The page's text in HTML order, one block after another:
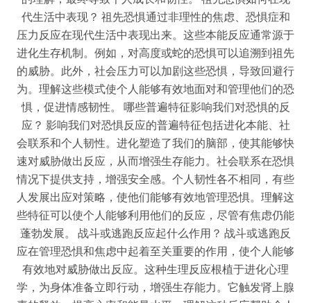
代生活中表现？ 祖先恐惧通过非理性的焦虑、恐惧症和
压力反应在现代生活中表现出来。这些本能反应通常源于
进化生存机制。例如，对高度或蛇的恐惧可以追溯到祖先
的威胁。此外，社会压力可以加剧这些恐惧，导致回避行
为。理解这些模式使个人能够有效地面对和管理他们的恐
惧，促进情感韧性。 哪些普遍特征影响我们对恐惧的反
应？ 影响我们对恐惧反应的普遍特征包括进化本能、社
会联系和个人韧性。进化塑造了我们的脑部，使其能够快
速对威胁做出反应，从而增强生存能力。社会联系在恐惧
情况下提供支持，增强安全感。个人韧性各不相同，有些
人发展出应对策略，使他们能够有效地管理恐惧。理解这
些特征可以使个人能够利用他们的反应，尽管有焦虑仍能
蓬勃发展。 战斗或逃跑反应起什么作用？ 战斗或逃跑反
应在管理恐惧和焦虑中起着至关重要的作用，使个人能够
有效地对威胁做出反应。这种生理反应根植于进化心理
学，为身体准备立即行动，增强生存能力。它触发肾上腺